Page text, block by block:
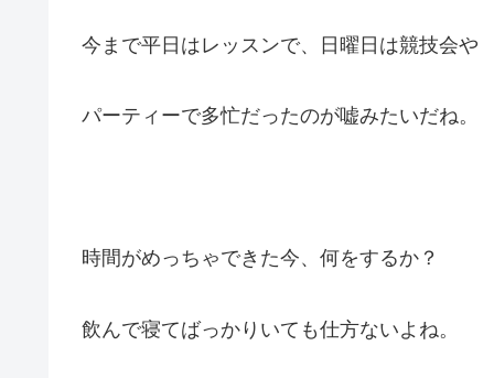
今まで平日はレッスンで、日曜日は競技会や
パーティーで多忙だったのが嘘みたいだね。
時間がめっちゃできた今、何をするか？
飲んで寝てばっかりいても仕方ないよね。